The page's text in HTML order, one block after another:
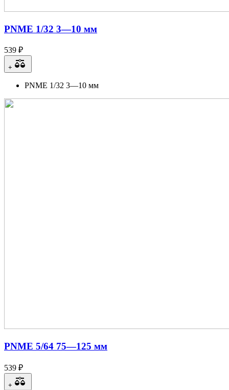
PNME 1/32 3—10 мм
539 ₽
+
PNME 1/32 3—10 мм
PNME 5/64 75—125 мм
539 ₽
+